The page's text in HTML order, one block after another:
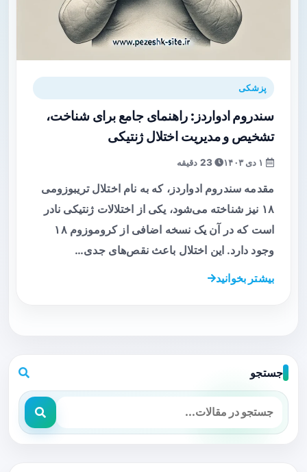
پزشکی
سندروم ادواردز: راهنمای جامع برای شناخت،
تشخیص و مدیریت اختلال ژنتیکی
23 دقیقه
مقدمه سندروم ادواردز، که به نام اختلال تریبوزومی
۱۸ نیز شناخته می‌شود، یکی از اختلالات ژنتیکی نادر
است که در آن یک نسخه اضافی از کروموزوم ۱۸
وجود دارد. این اختلال باعث نقص‌های جدی…
بیشتر بخوانید
جستجو